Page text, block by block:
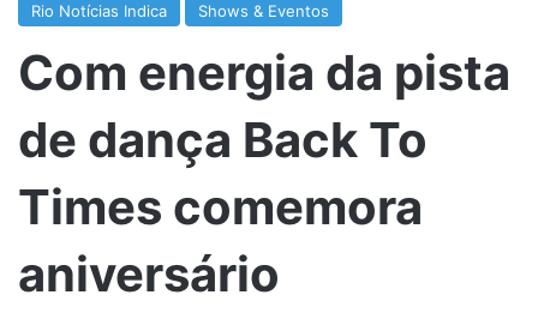
Rio Notícias Indica Shows & Eventos
Com energia da pista
de dança Back To
Times comemora
aniversário